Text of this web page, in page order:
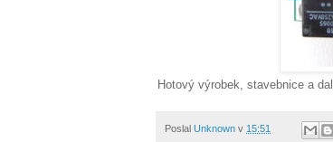
Hotový výrobek, stavebnice a
Poslal Unknown v 15:51